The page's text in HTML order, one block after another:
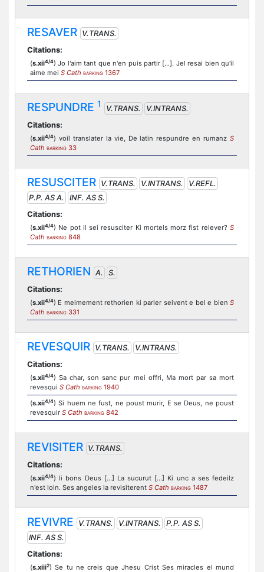
RESAVER V.TRANS.
Citations:
(s.xii4/4) Jo l'aim tant que n'en puis partir [...]. Jel resai bien qu'il
aime mei S Cath BARKING 1367
RESPUNDRE 1 V.TRANS.
V.INTRANS.
Citations:
(s.xii4/4) voil translater la vie, De latin respundre en rumanz S
Cath BARKING 33
RESUSCITER V.TRANS. V.INTRANS.
V.REFL.
P.P. AS A.
INF. AS S.
Citations:
(s.xii4/4) Ne pot il sei resusciter Ki mortels morz fist relever? S
Cath BARKING 848
RETHORIEN A.
S.
Citations:
(s.xii4/4) E meimement rethorien ki parler seivent e bel e bien S
Cath BARKING 331
REVESQUIR V.TRANS.
V.INTRANS.
Citations:
(s.xii4/4) Sa char, son sanc pur mei offri, Ma mort par sa mort
revesqui S Cath BARKING 1940
(s.xii4/4) Si huem ne fust, ne poust murir, E se Deus, ne poust
revesquir S Cath BARKING 842
REVISITER V.TRANS.
Citations:
(s.xii4/4) li bons Deus [...] La sucurut [...] Ki unc a ses fedeilz
n'est loin. Ses angeles la revisiterent S Cath BARKING 1487
REVIVRE V.TRANS. V.INTRANS.
P.P. AS S.
INF. AS S.
Citations:
(s.xiii2) Se tu ne creis que Jhesu Crist Ses miracles el mund